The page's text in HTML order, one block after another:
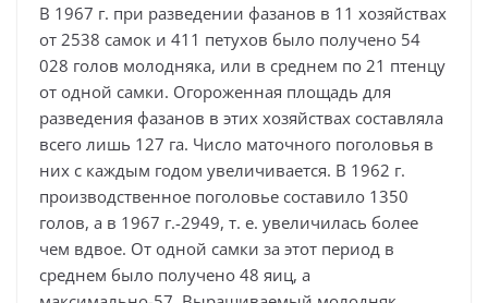
В 1967 г. при разведении фазанов в 11 хозяйствах
от 2538 самок и 411 петухов было получено 54
028 голов молодняка, или в среднем по 21 птенцу
от одной самки. Огороженная площадь для
разведения фазанов в этих хозяйствах составляла
всего лишь 127 га. Число маточного поголовья в
них с каждым годом увеличивается. В 1962 г.
производственное поголовье составило 1350
голов, а в 1967 г.-2949, т. е. увеличилась более
чем вдвое. От одной самки за этот период в
среднем было получено 48 яиц, а